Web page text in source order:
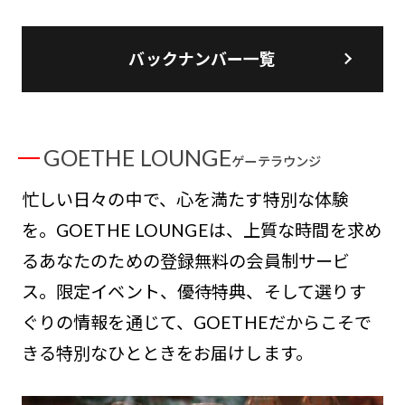
バックナンバー一覧
GOETHE LOUNGEゲーテラウンジ
忙しい日々の中で、心を満たす特別な体験
を。GOETHE LOUNGEは、上質な時間を求め
るあなたのための登録無料の会員制サービ
ス。限定イベント、優待特典、そして選りす
ぐりの情報を通じて、GOETHEだからこそで
きる特別なひとときをお届けします。